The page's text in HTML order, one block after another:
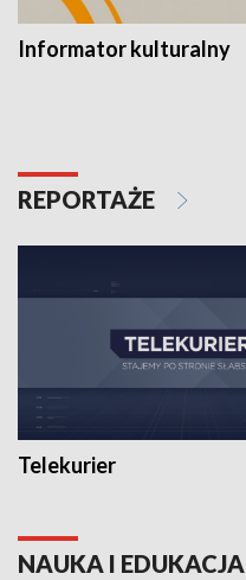
Informator kulturalny
REPORTAŻE
Telekurier
NAUKA I EDUKACJA